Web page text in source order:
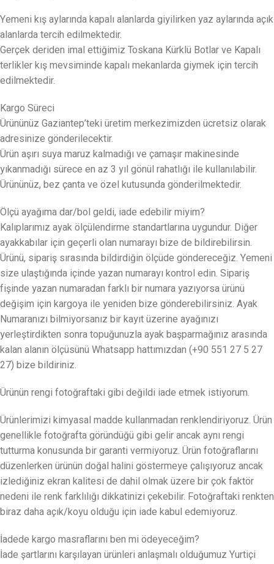
Yemeni kış aylarında kapalı alanlarda giyilirken yaz aylarında açık
alanlarda tercih edilmektedir.
Gerçek deriden imal ettiğimiz Toskana Kürklü Botlar ve Kapalı
terlikler kış mevsiminde kapalı mekanlarda giymek için tercih
edilmektedir.
Kargo Süreci
Ürününüz Gaziantep’teki üretim merkezimizden ücretsiz olarak
adresinize gönderilecektir.
Ürün aşırı suya maruz kalmadığı ve çamaşır makinesinde
yıkanmadığı sürece en az 3 yıl gönül rahatlığı ile kullanılabilir.
Ürününüz, bez çanta ve özel kutusunda gönderilmektedir.
Ölçü ayağıma dar/bol geldi, iade edebilir miyim?
Kalıplarımız ayak ölçülendirme standartlarına uygundur. Diğer
ayakkabılar için geçerli olan numarayı bize de bildirebilirsin.
Ürünü, sipariş sırasında bildirdiğin ölçüde göndereceğiz. Yemeni
size ulaştığında içinde yazan numarayı kontrol edin. Sipariş
fişinde yazan numaradan farklı bir numara yazıyorsa ürünü
değişim için kargoya ile yeniden bize gönderebilirsiniz. Ayak
Numaranızı bilmiyorsanız bir kayıt üzerine ayağınızı
yerleştirdikten sonra topuğunuzla ayak başparmağınız arasında
kalan alanın ölçüsünü Whatsapp hattımızdan (+90 551 27 5 27
27) bize bildiriniz.
Ürünün rengi fotoğraftaki gibi değildi iade etmek istiyorum.
Ürünlerimizi kimyasal madde kullanmadan renklendiriyoruz. Ürün
genellikle fotoğrafta göründüğü gibi gelir ancak aynı rengi
tutturma konusunda bir garanti vermiyoruz. Ürün fotoğraflarını
düzenlerken ürünün doğal halini göstermeye çalışıyoruz ancak
izlediğiniz ekran kalitesi de dahil olmak üzere bir çok faktör
nedeni ile renk farklılığı dikkatinizi çekebilir. Fotoğraftaki renkten
biraz daha açık/koyu olduğu için iade kabul edemiyoruz.
İadede kargo masraflarını ben mi ödeyeceğim?
İade şartlarını karşılayan ürünleri anlaşmalı olduğumuz Yurtiçi